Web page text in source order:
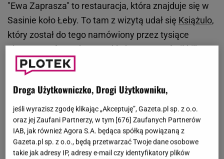
"Ewa Zaprasza" to restauracja, która znajduje się w
Sasinie koło Łeby. To tam z wizytą udał się Książulo,
który został do tego namówiony przez tysiące
obserwatorów. Jak to zwykle bywa, zamówił kilka
pozycji z menu. Zachwycał się kolejnymi daniami, by
na końcu przyznać wprost, że miejsce go
zachwyciło. - Czy chcielibyście przyjąć naklejkę od
nas? (...) Bo jesteśmy w szoku.Zamówiliśmy chyba,
nie wiem, 14 rzeczy. Wszystko było przepyszne. W
ogóle uważałem, że to jest jakieś nierealne miejsce
- komentował z zachwytem. Okazuje się, że lokal
Droga Użytkowniczko, Drogi Użytkowniku,
jeśli wyrazisz zgodę klikając „Akceptuję”, Gazeta.pl sp. z o.o.
oraz jej Zaufani Partnerzy, w tym [676] Zaufanych Partnerów
IAB, jak również Agora S.A. będąca spółką powiązaną z
Gazeta.pl sp. z o.o., będą przetwarzać Twoje dane osobowe
takie jak adresy IP, adresy e-mail czy identyfikatory plików